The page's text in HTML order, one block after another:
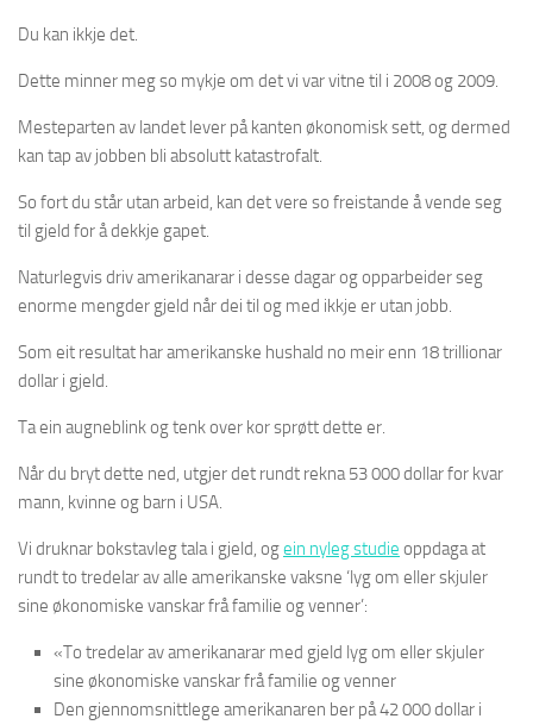
Du kan ikkje det.
Dette minner meg so mykje om det vi var vitne til i 2008 og 2009.
Mesteparten av landet lever på kanten økonomisk sett, og dermed
kan tap av jobben bli absolutt katastrofalt.
So fort du står utan arbeid, kan det vere so freistande å vende seg
til gjeld for å dekkje gapet.
Naturlegvis driv amerikanarar i desse dagar og opparbeider seg
enorme mengder gjeld når dei til og med ikkje er utan jobb.
Som eit resultat har amerikanske hushald no meir enn 18 trillionar
dollar i gjeld.
Ta ein augneblink og tenk over kor sprøtt dette er.
Når du bryt dette ned, utgjer det rundt rekna 53 000 dollar for kvar
mann, kvinne og barn i USA.
Vi druknar bokstavleg tala i gjeld, ogein nyleg studie oppdaga at
rundt to tredelar av alle amerikanske vaksne ‘lyg om eller skjuler
sine økonomiske vanskar frå familie og venner’:
«To tredelar av amerikanarar med gjeld lyg om eller skjuler
sine økonomiske vanskar frå familie og venner
Den gjennomsnittlege amerikanaren ber på 42 000 dollar i